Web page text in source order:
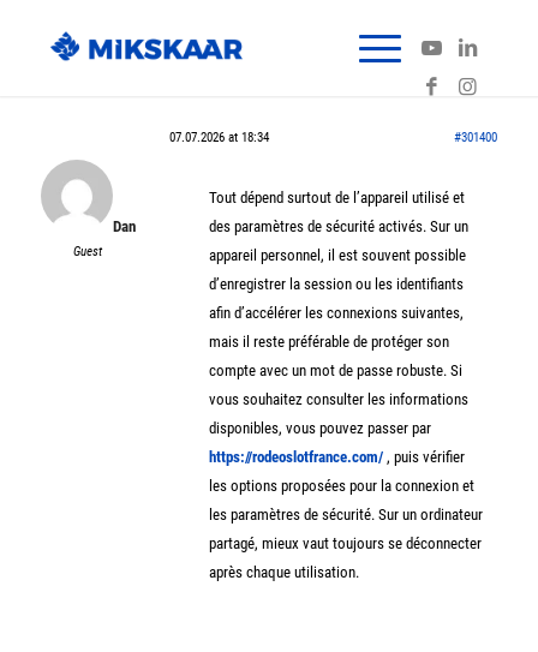
07.07.2026 at 18:34 #301400
Dan
Guest
Tout dépend surtout de l’appareil utilisé et
des paramètres de sécurité activés. Sur un
appareil personnel, il est souvent possible
d’enregistrer la session ou les identifiants
afin d’accélérer les connexions suivantes,
mais il reste préférable de protéger son
compte avec un mot de passe robuste. Si
vous souhaitez consulter les informations
disponibles, vous pouvez passer par
https://rodeoslotfrance.com/, puis vérifier
les options proposées pour la connexion et
les paramètres de sécurité. Sur un ordinateur
partagé, mieux vaut toujours se déconnecter
après chaque utilisation.